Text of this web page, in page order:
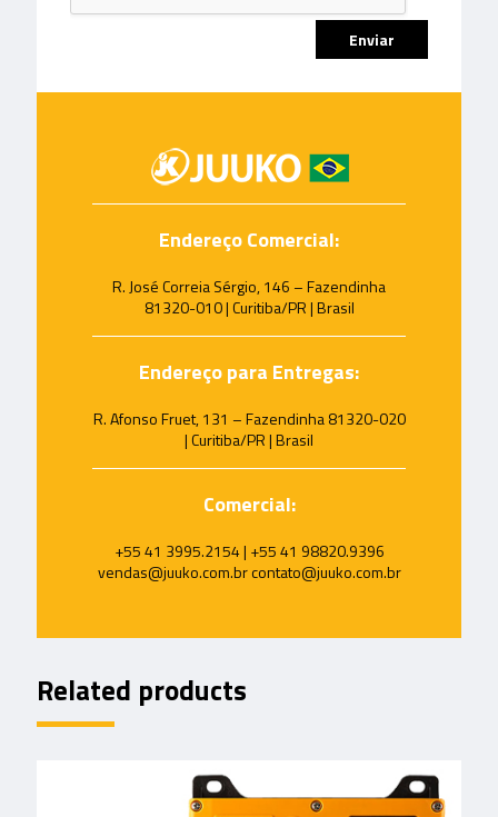
Endereço Comercial:
R. José Correia Sérgio, 146 – Fazendinha
81320-010 | Curitiba/PR | Brasil
Endereço para Entregas:
R. Afonso Fruet, 131 – Fazendinha 81320-020
| Curitiba/PR | Brasil
Comercial:
+55 41 3995.2154 | +55 41 98820.9396
vendas@juuko.com.br contato@juuko.com.br
Related products